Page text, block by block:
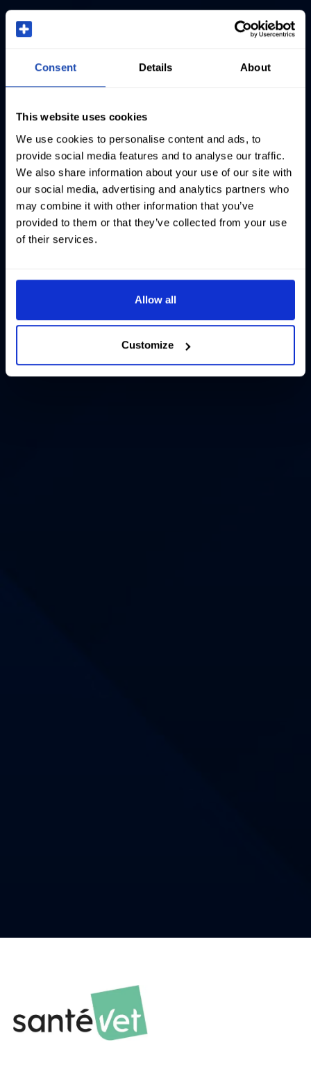
Consent Details About
This website uses cookies
We use cookies to personalise content and ads, to
provide social media features and to analyse our traffic.
We also share information about your use of our site with
our social media, advertising and analytics partners who
may combine it with other information that you’ve
provided to them or that they’ve collected from your use
of their services.
Allow all
Customize